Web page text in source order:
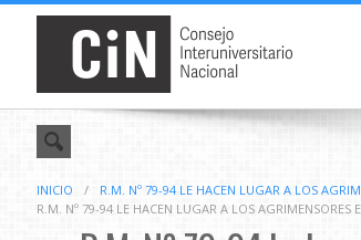
INICIO / R.M. Nº 79-94 LE HACEN LUGAR A LOS
R.M. Nº 79-94 LE HACEN LUGAR A LOS AGRIMENSORES